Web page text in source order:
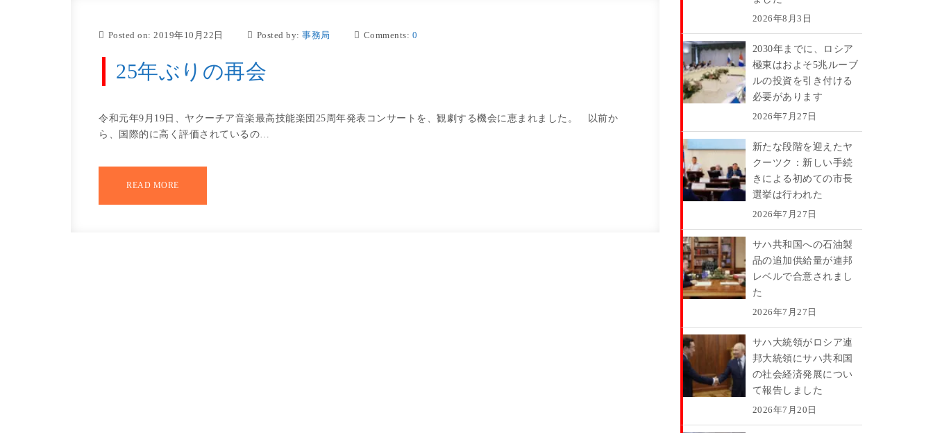
Posted on: 2019年10月22日 Posted by: 事務局 Comments: 0
25年ぶりの再会
令和元年9月19日、ヤクーチア音楽最高技能楽団25周年発表コンサートを、観劇する機会に恵まれました。 以前か
ら、国際的に高く評価されているの…
READ MORE
2026年8月3日
2030年までに、ロシア
極東はおよそ5兆ルーブ
ルの投資を引き付ける
必要があります
2026年7月27日
新たな段階を迎えたヤ
クーツク：新しい手続
きによる初めての市長
選挙は行われた
2026年7月27日
サハ共和国への石油製
品の追加供給量が連邦
レベルで合意されまし
た
2026年7月27日
サハ大統領がロシア連
邦大統領にサハ共和国
の社会経済発展につい
て報告しました
2026年7月20日